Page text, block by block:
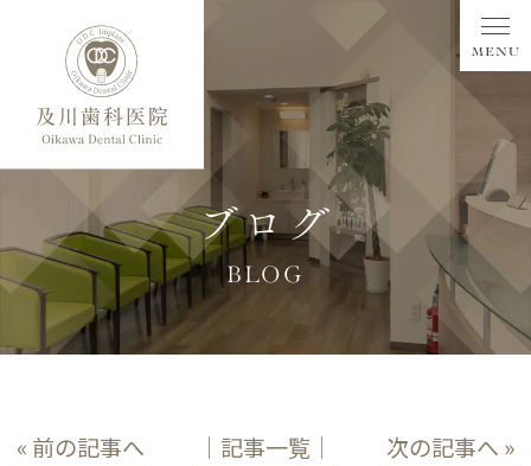
ブログ
BLOG
« 前の記事へ │記事一覧│ 次の記事へ »